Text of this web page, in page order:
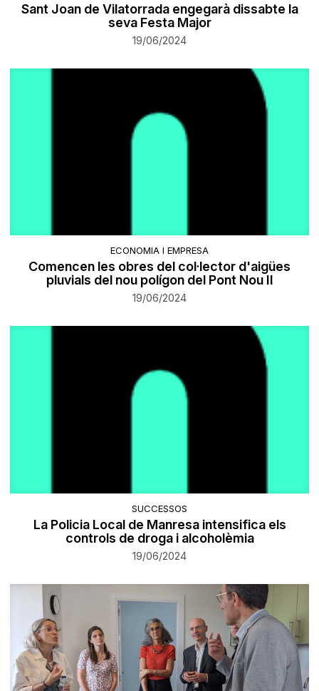
Sant Joan de Vilatorrada engegarà dissabte la
seva Festa Major
19/06/2024
ECONOMIA I EMPRESA
Comencen les obres del col·lector d'aigües
pluvials del nou polígon del Pont Nou II
19/06/2024
SUCCESSOS
La Policia Local de Manresa intensifica els
controls de droga i alcoholèmia
19/06/2024